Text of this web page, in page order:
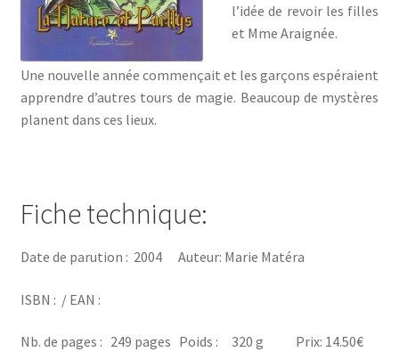
l’idée de revoir les filles
et Mme Araignée.
Une nouvelle année commençait et les garçons espéraient
apprendre d’autres tours de magie. Beaucoup de mystères
planent dans ces lieux.
Fiche technique:
Date de parution : 2004 Auteur: Marie Matéra
ISBN : / EAN :
Nb. de pages : 249 pages Poids : 320 g Prix: 14.50€